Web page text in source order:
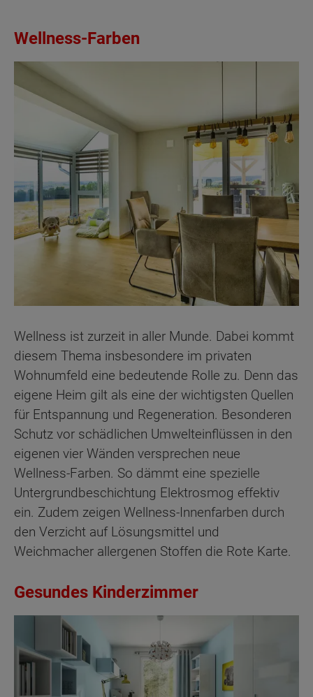
Wellness-Farben
Wellness ist zurzeit in aller Munde. Dabei kommt
diesem Thema insbesondere im privaten
Wohnumfeld eine bedeutende Rolle zu. Denn das
eigene Heim gilt als eine der wichtigsten Quellen
für Entspannung und Regeneration. Besonderen
Schutz vor schädlichen Umwelteinflüssen in den
eigenen vier Wänden versprechen neue
Wellness-Farben. So dämmt eine spezielle
Untergrundbeschichtung Elektrosmog effektiv
ein. Zudem zeigen Wellness-Innenfarben durch
den Verzicht auf Lösungsmittel und
Weichmacher allergenen Stoffen die Rote Karte.
Gesundes Kinderzimmer